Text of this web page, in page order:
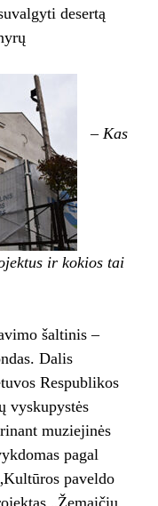
desertą
– Kas
ir kokios tai
šaltinis –
Dalis
Respublikos
vyskupystės
muziejinės
pagal
paveldo